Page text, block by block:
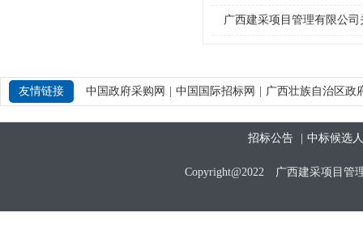
友情链接 中国政府采购网 中国国际招标网 广西壮族自治区政
招标公告 中标候选
Copyright@2022 广西建采项目